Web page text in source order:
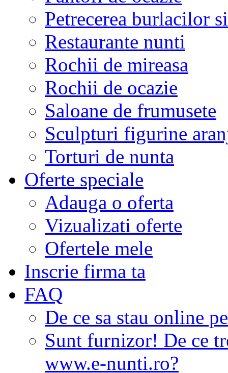
Petrecerea burlacilor
Restaurante nunti
Rochii de mireasa
Rochii de ocazie
Saloane de frumusete
Sculpturi figurine
Torturi de nunta
Oferte speciale
Adauga o oferta
Vizualizati oferte
Ofertele mele
Inscrie firma ta
FAQ
De ce sa stau online
Sunt furnizor! De ce
www.e-nunti.ro?